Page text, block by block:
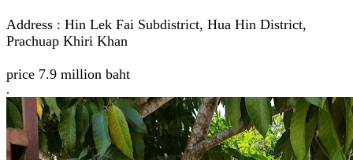
Address : Hin Lek Fai Subdistrict, Hua Hin District,
Prachuap Khiri Khan
price 7.9 million baht
.